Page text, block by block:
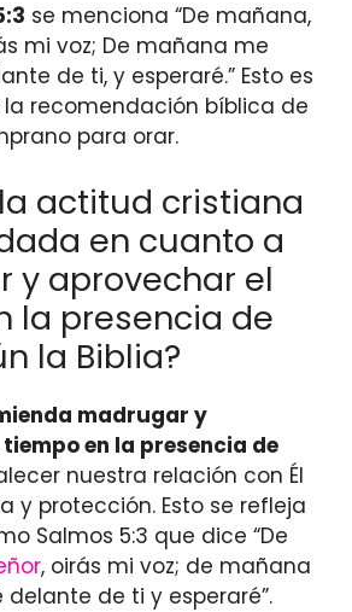
se menciona “De mañana,
mi voz; De mañana me
de ti, y esperaré.” Esto es
recomendación bíblica de
para orar.
actitud cristiana
en cuanto a
y aprovechar el
la presencia de
la Biblia?
madrugar y
en la presencia de
nuestra relación con Él
y protección. Esto se refleja
Salmos 5:3 que dice “De
, oirás mi voz; de mañana
de ti y esperaré”.